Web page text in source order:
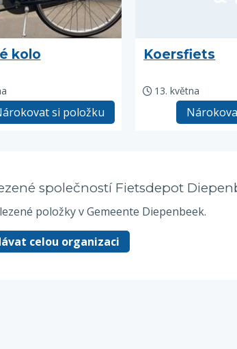
kolo
si položku
Koersfiets
13. května
společností Fietsdepot
položky v Gemeente Diepenbeek.
celou organizaci